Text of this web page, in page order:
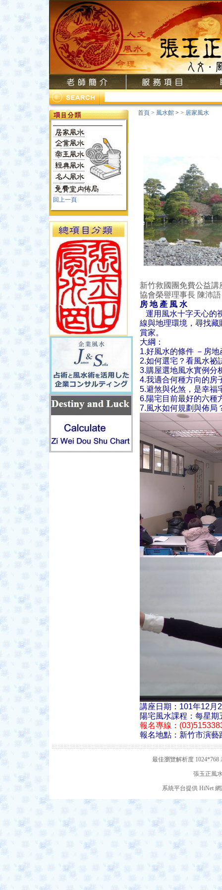
回上一頁
首頁 > 風水館 > > 居家風水
新竹救國團免費公益講
協會榮譽理事長
房 地 產 風 水
運用風水十字天心的
線與地理環境，尋找
賞家。
大綱：
1.好風水的條件 －房
2.如何選宅？看風水祕
3.購屋選地風水實例分
4.我適合何種方向的房
5.避煞與化煞，是幸福
6.陽宅目前最好的六種
7.風水如何規劃與佈局
講座日期：101年12月
陽宅風水課程：每星
報名專線：
報名地點：新竹市演藝
最佳瀏覽解析度
張玉正風
系統平台提供 HiNet